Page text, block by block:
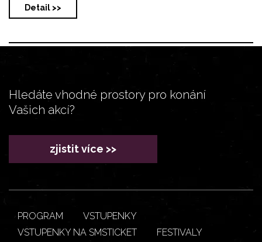
Detail >>
Hledáte vhodné prostory pro konání
Vašich akcí?
zjistit více >>
PROGRAM
VSTUPENKY
VSTUPENKY NA SMSTICKET
FESTIVALY